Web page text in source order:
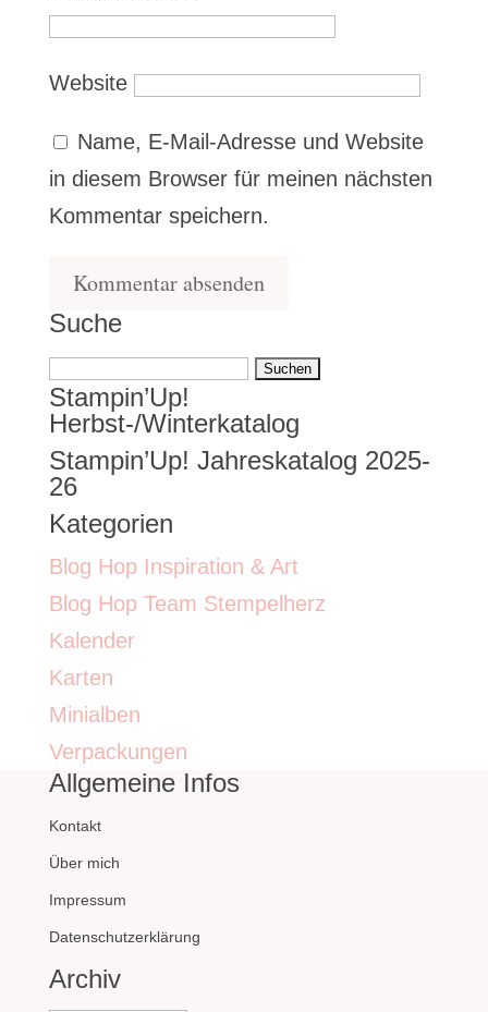
Website
Name, E-Mail-Adresse und Website
in diesem Browser für meinen nächsten
Kommentar speichern.
Suche
Suchen
nach:
Stampin’Up!
Herbst-/Winterkatalog
Stampin’Up! Jahreskatalog 2025-
26
Kategorien
Blog Hop Inspiration & Art
Blog Hop Team Stempelherz
Kalender
Karten
Minialben
Verpackungen
Allgemeine Infos
Kontakt
Über mich
Impressum
Datenschutzerklärung
Archiv